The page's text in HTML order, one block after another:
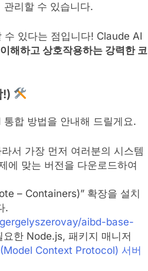
리할 수 있습니다.
수 있다는 점입니다! Claude AI
해하고 상호작용하는 강력한 코
!)
합 방법을 안내해 드릴게요.
서 가장 먼저 여러분의 시스템
에 맞는 버전을 다운로드하여
– Containers)” 확장을 설치
.
aibd-base-
한 Node.js, 패키지 매니저
Context Protocol) 서버